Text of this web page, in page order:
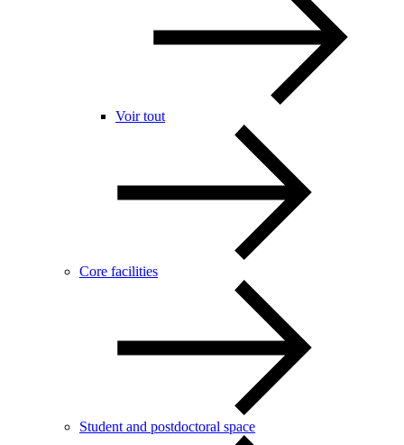
Voir tout
Core facilities
Student and postdoctoral space